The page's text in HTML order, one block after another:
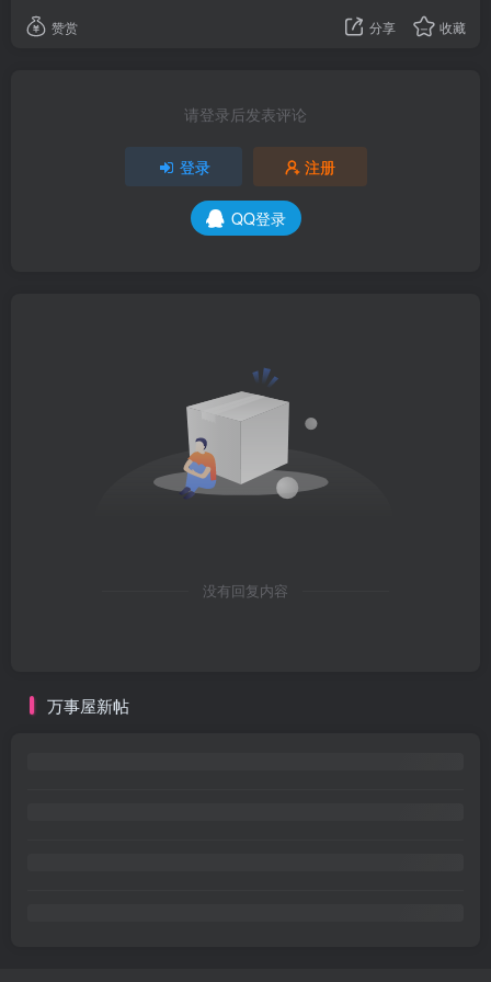
赞赏 分享 收藏
请登录后发表评论
登录 注册
QQ登录
没有回复内容
万事屋新帖